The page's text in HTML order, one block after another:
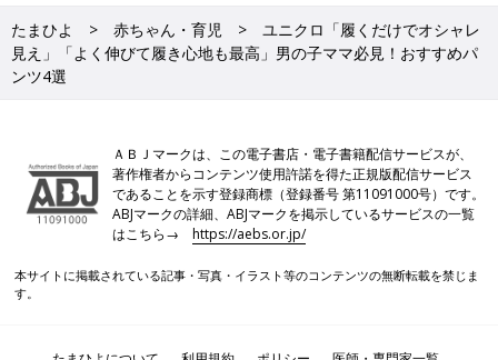
たまひよ 赤ちゃん・育児
ユニクロ「履くだけでオシャレ
見え」「よく伸びて履き心地も最高」男の子ママ必見！おすすめパ
ンツ4選
ＡＢＪマークは、この電子書店・電子書籍配信サービスが、
著作権者からコンテンツ使用許諾を得た正規版配信サービス
であることを示す登録商標（登録番号 第11091000号）です。
ABJマークの詳細、ABJマークを掲示しているサービスの一覧
はこちら→https://aebs.or.jp/
本サイトに掲載されている記事・写真・イラスト等のコンテンツの無断転載を禁じま
す。